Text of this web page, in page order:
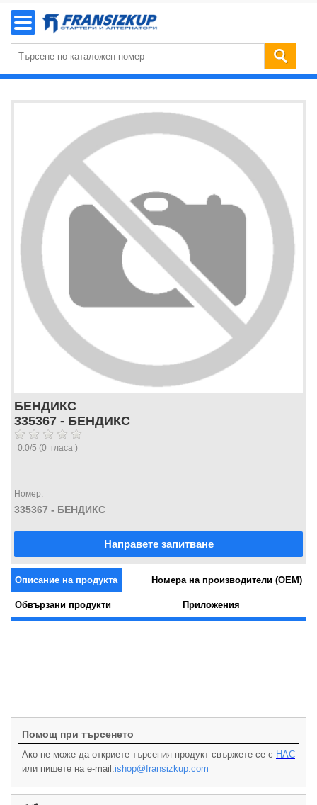
БЕНДИКС
335367 - БЕНДИКС
0.0/5 (0 гласа )
Номер:
335367 - БЕНДИКС
Направете запитване
Описание на продукта Номера на производители (OEM)
Обвързани продукти Приложения
Помощ при търсенето
Ако не може да откриете търсения продукт свържете се с НАС
или пишете на e-mail:ishop@fransizkup.com